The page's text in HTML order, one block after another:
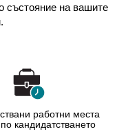
състояние на вашите
работни места
кандидатстването